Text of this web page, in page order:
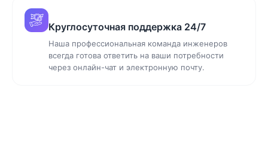
Круглосуточная поддержка 24/7
Наша профессиональная команда инженеров
всегда готова ответить на ваши потребности
через онлайн-чат и электронную почту.